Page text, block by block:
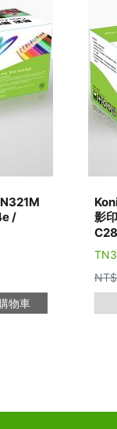
/
物車
影
NT$